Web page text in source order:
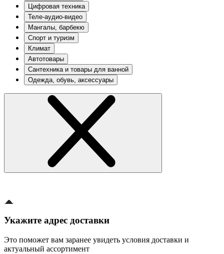
Цифровая техника
Теле-аудио-видео
Мангалы, барбекю
Спорт и туризм
Климат
Автотовары
Сантехника и товары для ванной
Одежда, обувь, аксессуары
Укажите адрес доставки
Это поможет вам заранее увидеть условия доставки и
актуальный ассортимент